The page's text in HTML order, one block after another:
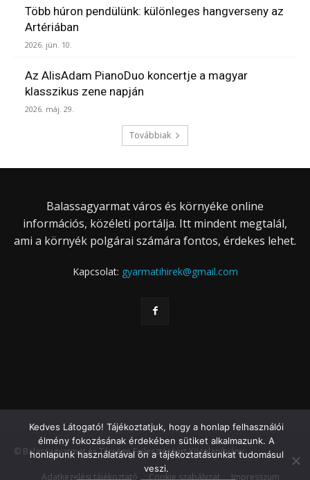
Több húron pendülünk: különleges hangverseny az
Artériában
2026. jún. 10.
Az AlisAdam PianoDuo koncertje a magyar
klasszikus zene napján
2026. máj. 29.
Továbbiak
Balassagyarmat város és környéke online
információs, közéleti portálja. Itt mindent megtalál,
ami a környék polgárai számára fontos, érdekes lehet.
Kapcsolat: gyarmatihirek@gmail.com
© Balassagyarmat és Térsége Fejlesztéséért Közalapítvány
Adatkezelési tájékoztató Cookie szabályzat Impresszum
Kedves Látogató! Tájékoztatjuk, hogy a honlap felhasználói
élmény fokozásának érdekében sütiket alkalmazunk. A
honlapunk használatával ön a tájékoztatásunkat tudomásul
veszi.